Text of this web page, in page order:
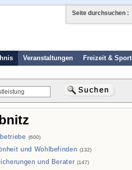
Seite durchsuchen :
Veranstaltungen Freizeit & Sport
(600)
und Wohlbefinden (132)
und Berater (147)